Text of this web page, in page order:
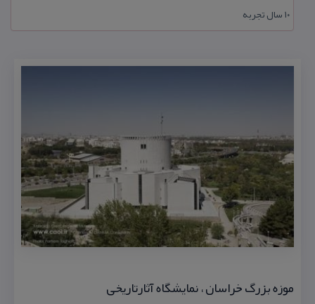
۱۰ سال تجربه
موزه بزرگ خراسان ، نمایشگاه آثارتاریخی